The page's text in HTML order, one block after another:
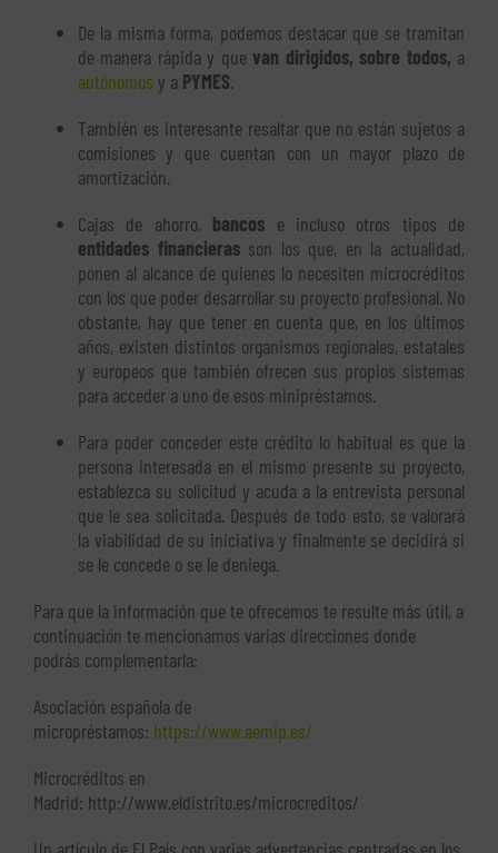
De la misma forma, podemos destacar que se tramitan
de manera rápida y quevan dirigidos, sobre todos, a
autónomos y a PYMES.
También es interesante resaltar que no están sujetos a
comisiones y que cuentan con un mayor plazo de
amortización.
Cajas de ahorro, bancos e incluso otros tipos de
entidades financierasson los que, en la actualidad,
ponen al alcance de quienes lo necesiten microcréditos
con los que poder desarrollar su proyecto profesional. No
obstante, hay que tener en cuenta que, en los últimos
años, existen distintos organismos regionales, estatales
y europeos que también ofrecen sus propios sistemas
para acceder a uno de esos minipréstamos.
Para poder conceder este crédito lo habitual es que la
persona interesada en el mismo presente su proyecto,
establezca su solicitud y acuda a la entrevista personal
que le sea solicitada. Después de todo esto, se valorará
la viabilidad de su iniciativa y finalmente se decidirá si
se le concede o se le deniega.
Para que la información que te ofrecemos te resulte más útil, a
continuación te mencionamos varias direcciones donde
podrás complementarla:
Asociación española de
micropréstamos: https://www.aemip.es/
Microcréditos en
Madrid: http://www.eldistrito.es/microcreditos/